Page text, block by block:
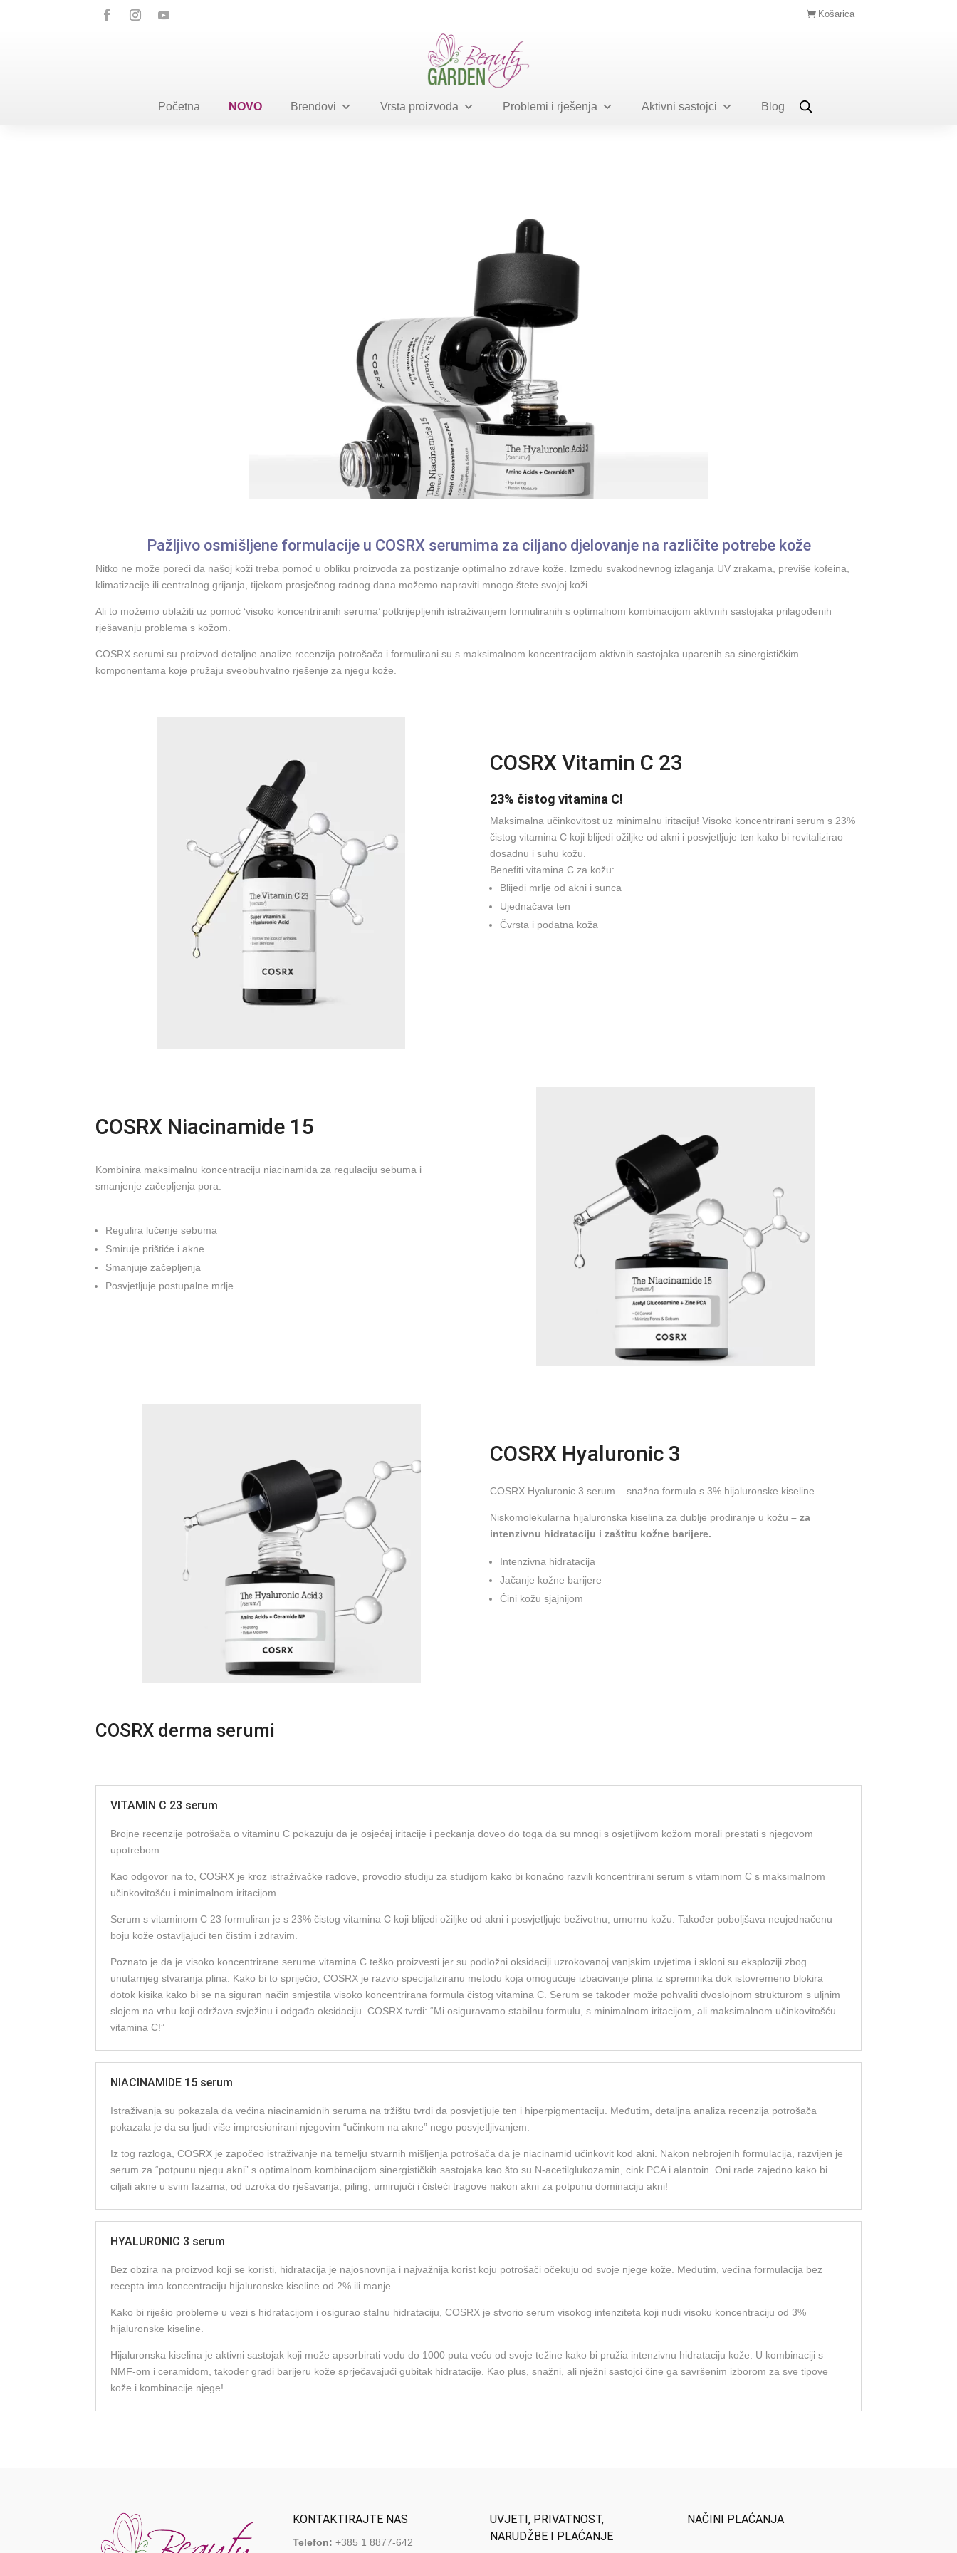
Košarica
Početna NOVO Brendovi Vrsta proizvoda Problemi i rješenja Aktivni sastojci Blog
Pažljivo osmišljene formulacije u COSRX serumima za ciljano djelovanje na različite potrebe kože
Nitko ne može poreći da našoj koži treba pomoć u obliku proizvoda za postizanje optimalno zdrave kože. Između svakodnevnog izlaganja UV zrakama, previše kofeina,
klimatizacije ili centralnog grijanja, tijekom prosječnog radnog dana možemo napraviti mnogo štete svojoj koži.
Ali to možemo ublažiti uz pomoć ‘visoko koncentriranih seruma’ potkrijepljenih istraživanjem formuliranih s optimalnom kombinacijom aktivnih sastojaka prilagođenih
rješavanju problema s kožom.
COSRX serumi su proizvod detaljne analize recenzija potrošača i formulirani su s maksimalnom koncentracijom aktivnih sastojaka uparenih sa sinergističkim
komponentama koje pružaju sveobuhvatno rješenje za njegu kože.
COSRX Vitamin C 23
23% čistog vitamina C!
Maksimalna učinkovitost uz minimalnu iritaciju! Visoko koncentrirani serum s 23%
čistog vitamina C koji blijedi ožiljke od akni i posvjetljuje ten kako bi revitalizirao
dosadnu i suhu kožu.⠀
Benefiti vitamina C za kožu:
Blijedi mrlje od akni i sunca
Ujednačava ten
Čvrsta i podatna koža
COSRX Niacinamide 15
Kombinira maksimalnu koncentraciju niacinamida za regulaciju sebuma i
smanjenje začepljenja pora.
Regulira lučenje sebuma
Smiruje prištiće i akne
Smanjuje začepljenja
Posvjetljuje postupalne mrlje
COSRX Hyaluronic 3
COSRX Hyaluronic 3 serum – snažna formula s 3% hijaluronske kiseline.
Niskomolekularna hijaluronska kiselina za dublje prodiranje u kožu – za
intenzivnu hidrataciju i zaštitu kožne barijere.
Intenzivna hidratacija
Jačanje kožne barijere
Čini kožu sjajnijom
COSRX derma serumi
VITAMIN C 23 serum
Brojne recenzije potrošača o vitaminu C pokazuju da je osjećaj iritacije i peckanja doveo do toga da su mnogi s osjetljivom kožom morali prestati s njegovom
upotrebom.
Kao odgovor na to, COSRX je kroz istraživačke radove, provodio studiju za studijom kako bi konačno razvili koncentrirani serum s vitaminom C s maksimalnom
učinkovitošću i minimalnom iritacijom.
Serum s vitaminom C 23 formuliran je s 23% čistog vitamina C koji blijedi ožiljke od akni i posvjetljuje beživotnu, umornu kožu. Također poboljšava neujednačenu
boju kože ostavljajući ten čistim i zdravim.
Poznato je da je visoko koncentrirane serume vitamina C teško proizvesti jer su podložni oksidaciji uzrokovanoj vanjskim uvjetima i skloni su eksploziji zbog
unutarnjeg stvaranja plina. Kako bi to spriječio, COSRX je razvio specijaliziranu metodu koja omogućuje izbacivanje plina iz spremnika dok istovremeno blokira
dotok kisika kako bi se na siguran način smjestila visoko koncentrirana formula čistog vitamina C. Serum se također može pohvaliti dvoslojnom strukturom s uljnim
slojem na vrhu koji održava svježinu i odgađa oksidaciju. COSRX tvrdi: “Mi osiguravamo stabilnu formulu, s minimalnom iritacijom, ali maksimalnom učinkovitošću
vitamina C!”
NIACINAMIDE 15 serum
Istraživanja su pokazala da većina niacinamidnih seruma na tržištu tvrdi da posvjetljuje ten i hiperpigmentaciju. Međutim, detaljna analiza recenzija potrošača
pokazala je da su ljudi više impresionirani njegovim “učinkom na akne” nego posvjetljivanjem.
Iz tog razloga, COSRX je započeo istraživanje na temelju stvarnih mišljenja potrošača da je niacinamid učinkovit kod akni. Nakon nebrojenih formulacija, razvijen je
serum za “potpunu njegu akni” s optimalnom kombinacijom sinergističkih sastojaka kao što su N-acetilglukozamin, cink PCA i alantoin. Oni rade zajedno kako bi
ciljali akne u svim fazama, od uzroka do rješavanja, piling, umirujući i čisteći tragove nakon akni za potpunu dominaciju akni!
HYALURONIC 3 serum
Bez obzira na proizvod koji se koristi, hidratacija je najosnovnija i najvažnija korist koju potrošači očekuju od svoje njege kože. Međutim, većina formulacija bez
recepta ima koncentraciju hijaluronske kiseline od 2% ili manje.
Kako bi riješio probleme u vezi s hidratacijom i osigurao stalnu hidrataciju, COSRX je stvorio serum visokog intenziteta koji nudi visoku koncentraciju od 3%
hijaluronske kiseline.
Hijaluronska kiselina je aktivni sastojak koji može apsorbirati vodu do 1000 puta veću od svoje težine kako bi pružia intenzivnu hidrataciju kože. U kombinaciji s
NMF-om i ceramidom, također gradi barijeru kože sprječavajući gubitak hidratacije. Kao plus, snažni, ali nježni sastojci čine ga savršenim izborom za sve tipove
kože i kombinacije njege!
KONTAKTIRAJTE NAS
Telefon: +385 1 8877-642
UVJETI, PRIVATNOST,
NARUDŽBE I PLAĆANJE
NAČINI PLAĆANJA